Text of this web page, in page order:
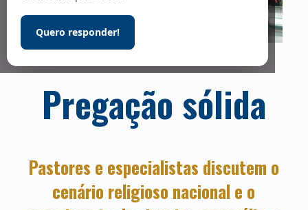
Quero responder!
Foto: Arquivo Graça / Marcelo Nejm
Pregação sólida
Pastores e especialistas discutem o
cenário religioso nacional e o